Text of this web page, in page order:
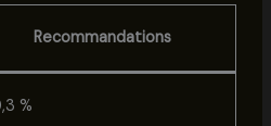
Recommandations
%